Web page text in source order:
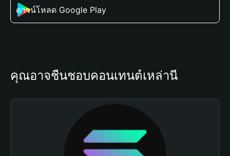
ดาวน์โหลด Google Play
คุณอาจชื่นชอบคอนเทนต์เหล่านี้